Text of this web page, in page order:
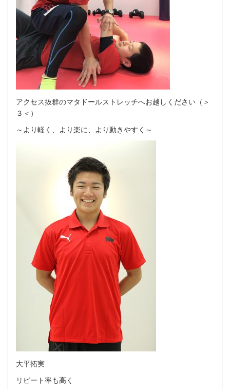
アクセス抜群のマタドールストレッチへお越しください（＞
３＜）
～より軽く、より楽に、より動きやすく～
大平拓実
リピート率も高く